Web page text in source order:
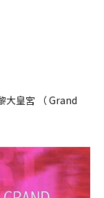
大皇宮 （ Grand